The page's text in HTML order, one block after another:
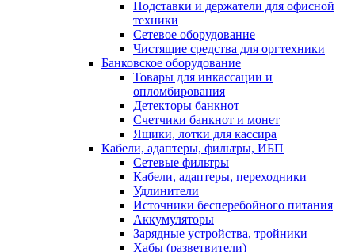
Подставки и держатели для офисной
техники
Сетевое оборудование
Чистящие средства для оргтехники
Банковское оборудование
Товары для инкассации и
опломбирования
Детекторы банкнот
Счетчики банкнот и монет
Ящики, лотки для кассира
Кабели, адаптеры, фильтры, ИБП
Сетевые фильтры
Кабели, адаптеры, переходники
Удлинители
Источники бесперебойного питания
Аккумуляторы
Зарядные устройства, тройники
Хабы (разветвители)